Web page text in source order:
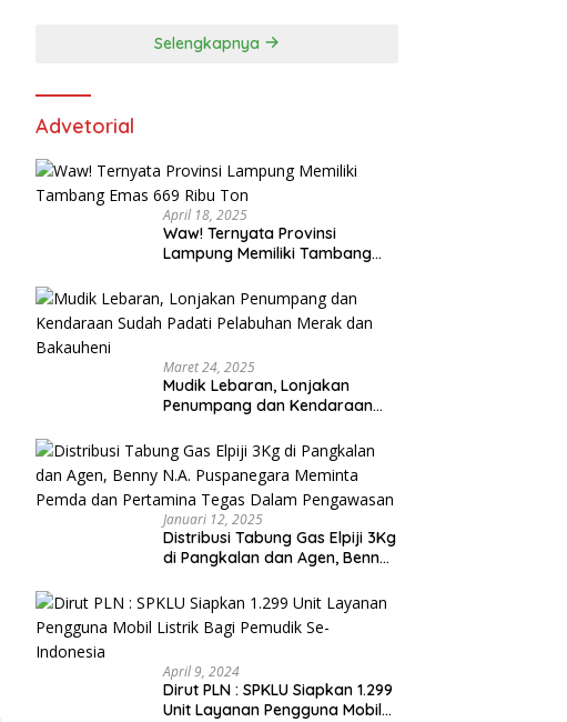
Kota Agung
Selengkapnya
Advetorial
April 18, 2025
Waw! Ternyata Provinsi
Lampung Memiliki Tambang
Maret 24, 2025
Mudik Lebaran, Lonjakan
Penumpang dan Kendaraan
dan Bakauheni
Januari 12, 2025
Distribusi Tabung Gas Elpiji 3Kg
di Pangkalan dan Agen, Benny
Pemda dan Pertamina Tegas
Dalam Pengawasan
April 9, 2024
Dirut PLN : SPKLU Siapkan 1.299
Unit Layanan Pengguna Mobil